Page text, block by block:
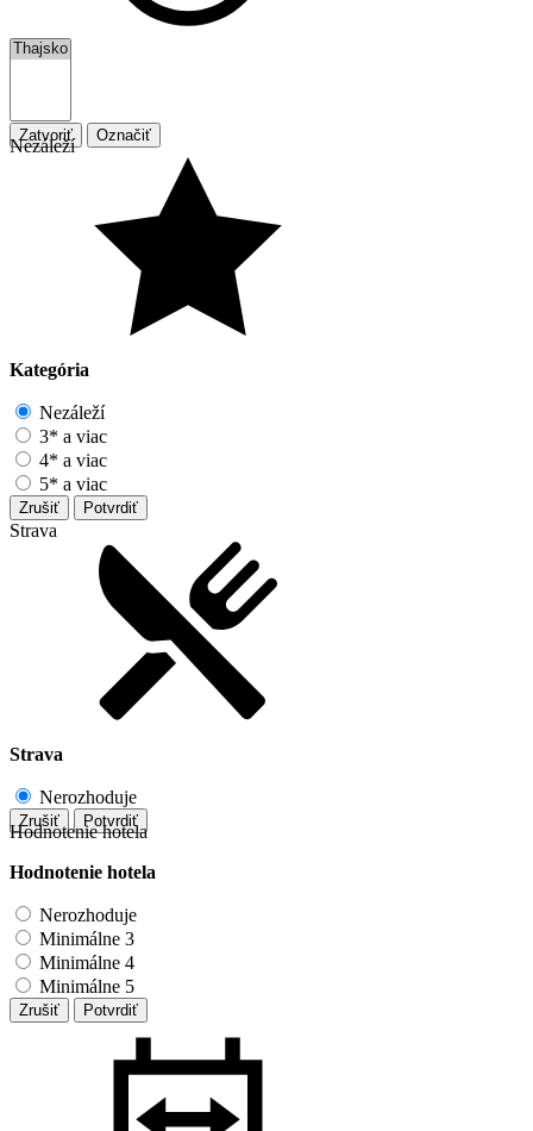
Zatvoriť Označiť
Nezáleží
Kategória
Nezáleží
3* a viac
4* a viac
5* a viac
Zrušiť Potvrdiť
Strava
Strava
Nerozhoduje
Zrušiť Potvrdiť
Hodnotenie hotela
Hodnotenie hotela
Nerozhoduje
Minimálne 3
Minimálne 4
Minimálne 5
Zrušiť Potvrdiť